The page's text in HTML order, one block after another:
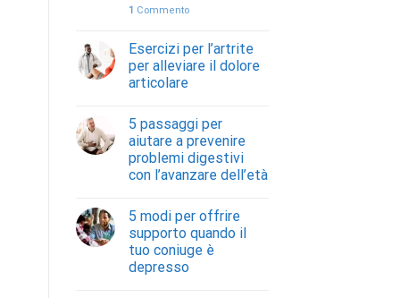
1 Commento
Esercizi per l’artrite
per alleviare il dolore
articolare
5 passaggi per
aiutare a prevenire
problemi digestivi
con l’avanzare dell’età
5 modi per offrire
supporto quando il
tuo coniuge è
depresso